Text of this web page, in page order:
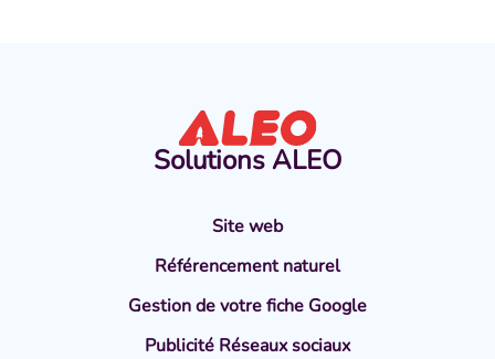
Solutions ALEO
Site web
Référencement naturel
Gestion de votre fiche Google
Publicité Réseaux sociaux